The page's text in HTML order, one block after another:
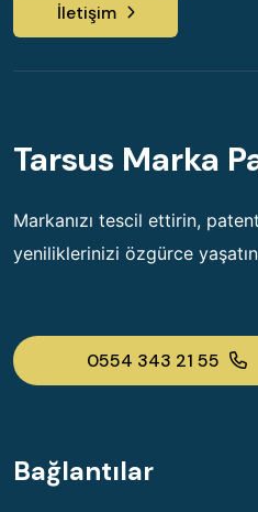
İletişim
Tarsus Marka
Markanızı tescil ettirin,
yeniliklerinizi özgürce
0554 343 21 55
Bağlantılar